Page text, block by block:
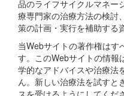
品のライフサイクルマネー
療専門家の治療方法の検討
策の計画・実行を補助する
当Webサイトの著作権はす
す。このWebサイトの情報
学的なアドバイスや治療法
ん。新しい治療法を試すと